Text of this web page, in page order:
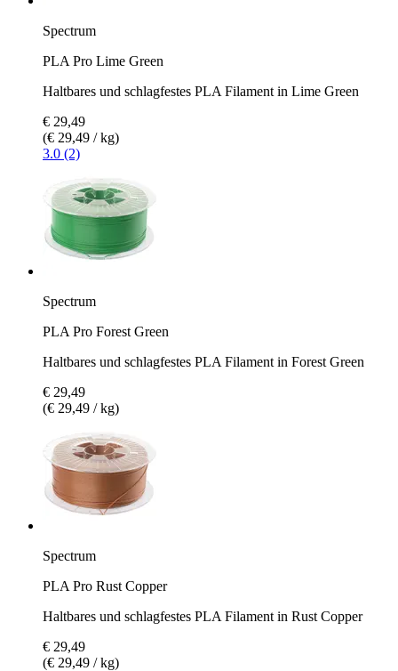
Spectrum
PLA Pro Lime Green
Haltbares und schlagfestes PLA Filament in Lime Green
€ 29,49
(€ 29,49 / kg)
3.0 (2)
Spectrum
PLA Pro Forest Green
Haltbares und schlagfestes PLA Filament in Forest Green
€ 29,49
(€ 29,49 / kg)
Spectrum
PLA Pro Rust Copper
Haltbares und schlagfestes PLA Filament in Rust Copper
€ 29,49
(€ 29,49 / kg)